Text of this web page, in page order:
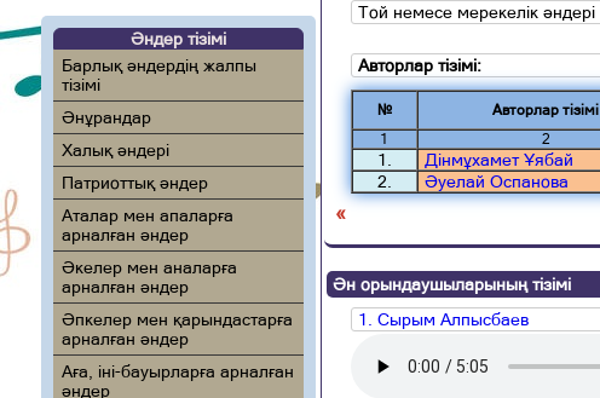
Әндер тізімі
Барлық әндердің жалпы
тізімі
Әнұрандар
Халық әндері
Патриоттық әндер
Аталар мен апаларға
арналған әндер
Әкелер мен аналарға
арналған әндер
Әпкелер мен қарындастарға
арналған әндер
Аға, іні-бауырларға арналған
әндер
Той немесе мерекелік әндері
Авторлар тізімі:
№ Авторлар тізімі
1
2
1.
Дінмұхамет Ұябай
2.
Әуелай Оспанова
«
Ән орындаушыларының тізімі
1. Сырым Алпысбаев